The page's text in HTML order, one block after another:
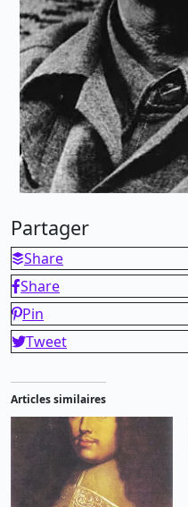
Partager
Share
Share
Pin
Tweet
Articles similaires